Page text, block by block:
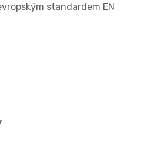
standardem EN